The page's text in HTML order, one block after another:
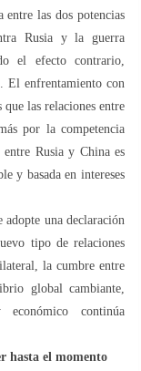
las dos potencias
Rusia y la guerra
el efecto contrario,
El enfrentamiento con
las relaciones entre
por la competencia
Rusia y China es
y basada en intereses
adopte una declaración
tipo de relaciones
la cumbre entre
global cambiante,
continúa
hasta el momento